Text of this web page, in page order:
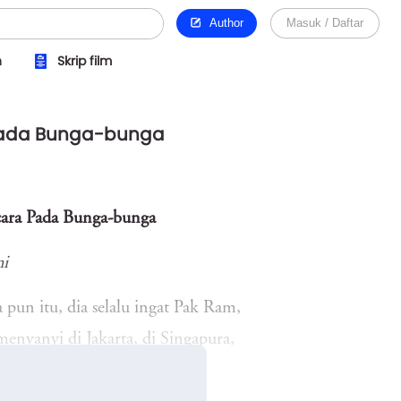
Author Masuk / Daftar
Skrip film
Bunga-bunga
Pada Bunga-bunga
itu, dia selalu ingat Pak Ram,
di Jakarta, di Singapura,